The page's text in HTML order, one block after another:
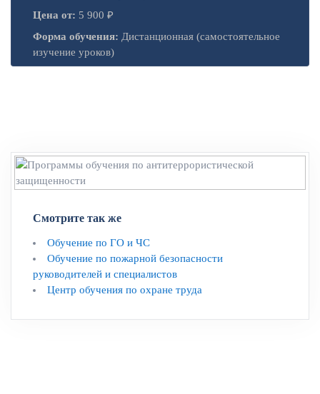
Цена от: 5 900 ₽
Форма обучения: Дистанционная (самостоятельное
изучение уроков)
Смотрите так же
Обучение по ГО и ЧС
Обучение по пожарной безопасности
руководителей и специалистов
Центр обучения по охране труда